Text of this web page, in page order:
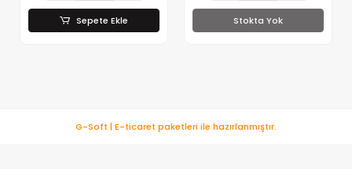
Sepete Ekle Stokta Yok
G-Soft | E-ticaret paketleri ile hazırlanmıştır.